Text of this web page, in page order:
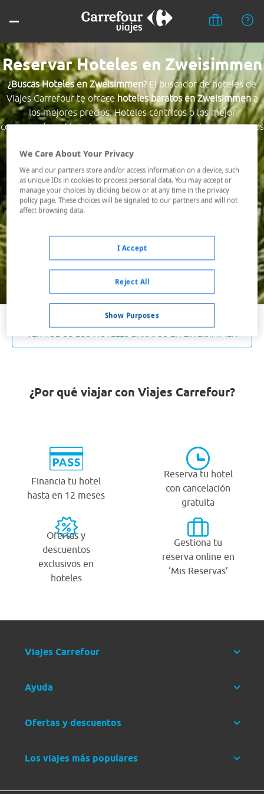
Reservar Hoteles en Zweisimmen
¿Buscas Hoteles en Zweisimmen?El buscador de hoteles de
Viajes Carrefour te ofrece hoteles baratos en Zweisimmena
los mejores precios. Hoteles céntricos o los mejor
comunicados, el hotel que busques nosotros te lo encontramos
Destino *
Fechas *
Ocupación *
1 habitación, 2 adultos
Buscar
VER TODOS LOS HOTELES BARATOS EN ZWEISIMMEN
¿Por qué viajar con Viajes Carrefour?
Financia tu hotel
hasta en 12 meses
Reserva tu hotel
con cancelación
gratuita
Ofertas y
descuentos
exclusivos en
hoteles
Gestiona tu
reserva online en
‘Mis Reservas’
Viajes Carrefour
Ayuda
Ofertas y descuentos
Los viajes más populares
We Care About Your Privacy
We and our partners store and/or access information on a device, such
as unique IDs in cookies to process personal data. You may accept or
manage your choices by clicking below or at any time in the privacy
policy page. These choices will be signaled to our partners and will not
affect browsing data.
Show Purposes
Reject All
I Accept